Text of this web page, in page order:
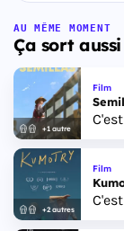
AU MÊME MOMENT
Ça sort
+1 autre
Film
+2 autres
Film